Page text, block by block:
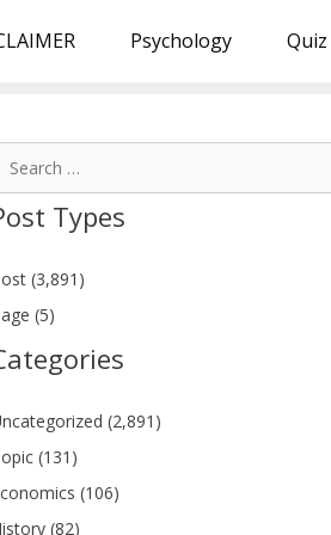
Psychology Quiz
Types
(3,891)
(5)
(2,891)
(131)
(106)
(82)